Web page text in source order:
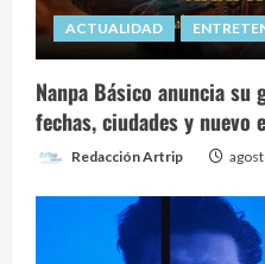
ACTUALIDAD
Nanpa Básico anuncia
fechas, ciudades y nuevo
Redacción Artrip